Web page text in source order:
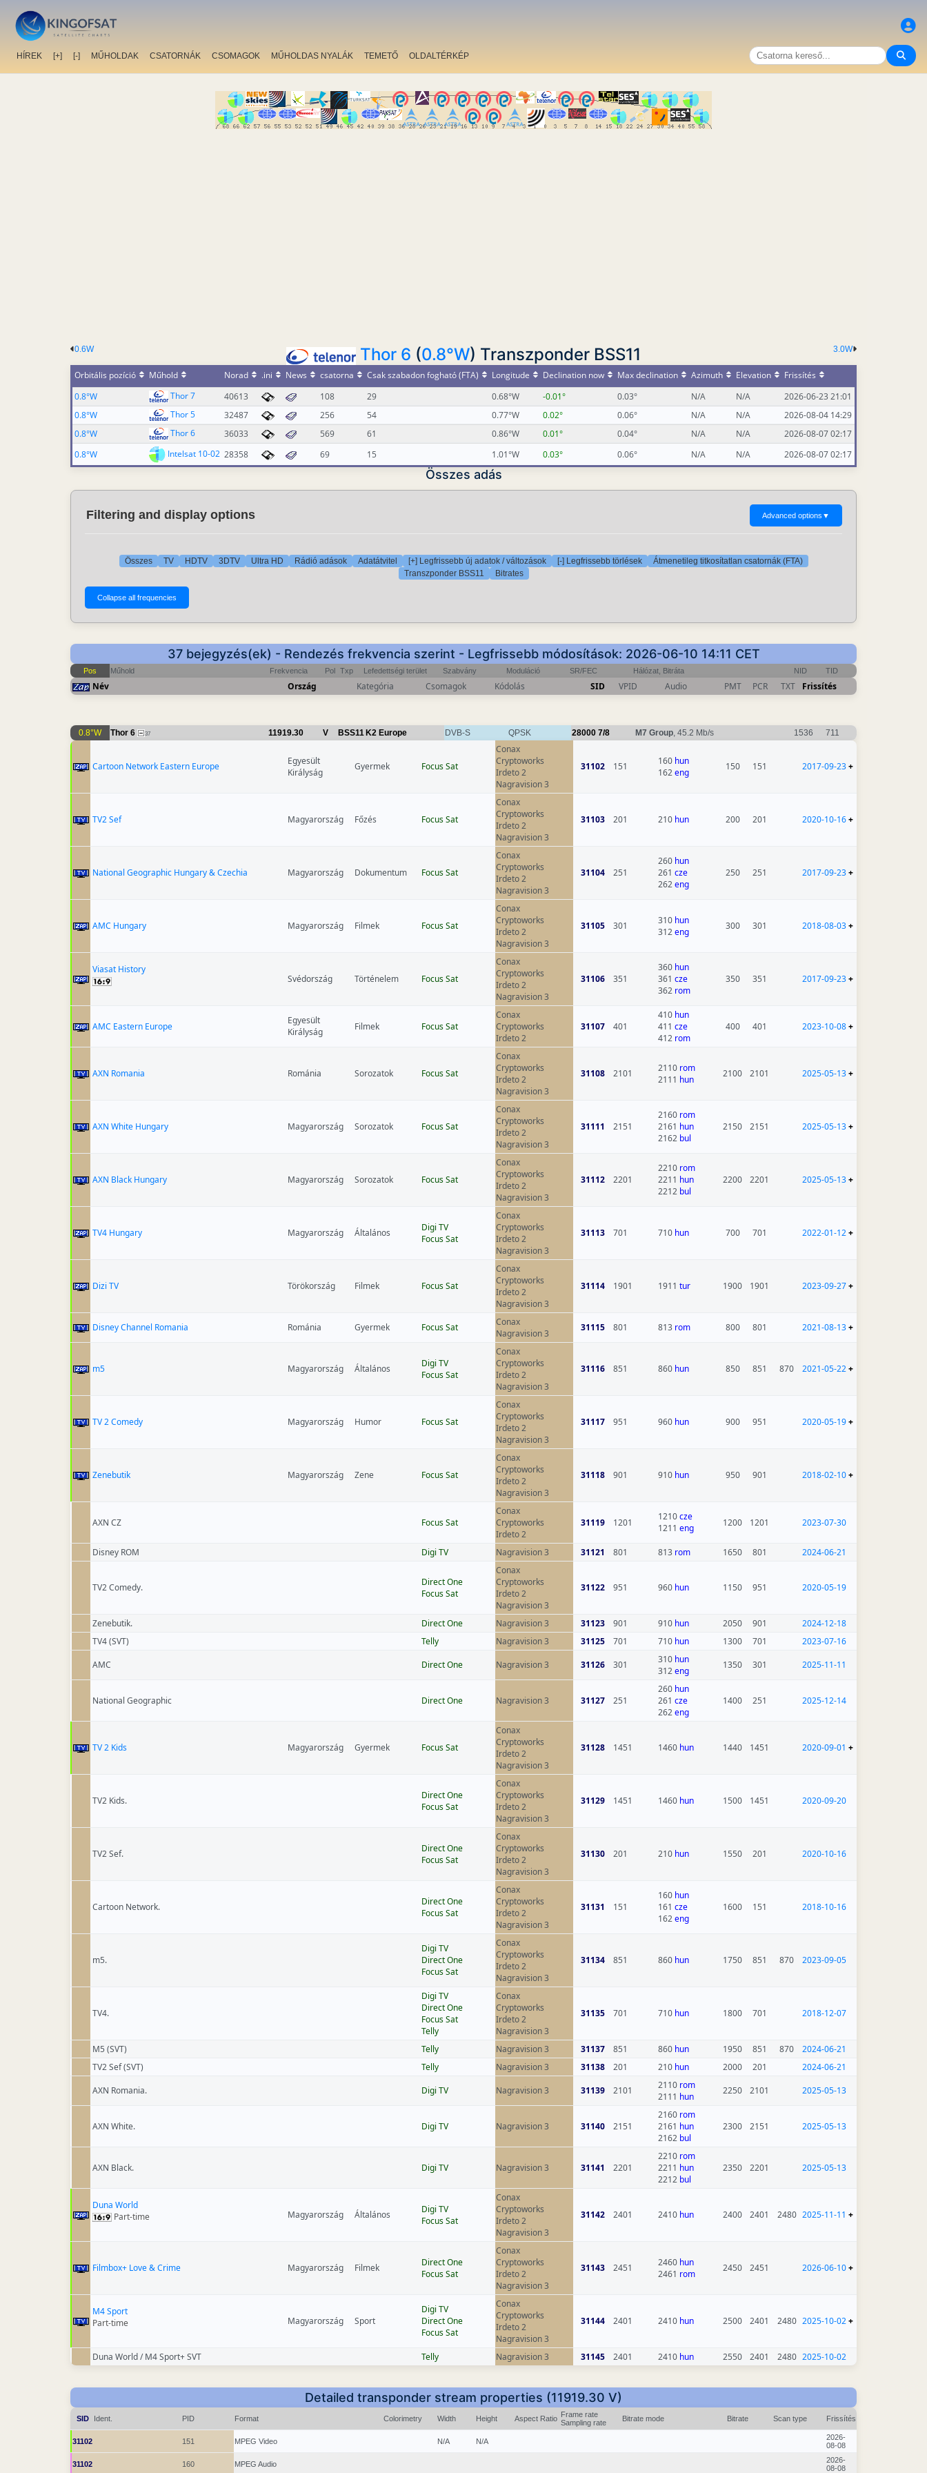
HÍREK [+] [-] MŰHOLDAK CSATORNÁK CSOMAGOK MŰHOLDAS NYALÁK TEMETŐ OLDALTÉRKÉP
3.0W
0.6W Thor 6 (0.8°W) Transzponder BSS11
Orbitális pozíció Műhold Norad .ini News csatorna Csak szabadon fogható (FTA) Longitude Declination now Max declination Azimuth Elevation
Frissítés
0.8°W
Thor 7 40613 108 29 0.68°W -0.01° 0.03° N/A N/A
2026-06-23 21:01
0.8°W
Thor 5 32487 256 54 0.77°W 0.02° 0.06° N/A N/A
2026-08-04 14:29
0.8°W
Thor 6 36033 569 61 0.86°W 0.01° 0.04° N/A N/A
2026-08-07 02:17
0.8°W
Intelsat 10-02 28358 69 15 1.01°W 0.03° 0.06° N/A N/A 2026-08-07 02:17
Összes adás
Filtering and display options Advanced options ▼
Összes TV HDTV 3DTV Ultra HD Rádió adások Adatátvitel [+] Legfrissebb új adatok / változások [-] Legfrissebb törlések
Átmenetileg titkosítatlan csatornák (FTA)
Transzponder BSS11
Bitrates
37 bejegyzés(ek) - Rendezés frekvencia szerint - Legfrissebb módosítások: 2026-06-10 14:11 CET
Pos Műhold Frekvencia Pol Txp Lefedettségi terület Szabvány Moduláció SR/FEC Hálózat, Bitráta NID TID
Név Ország Kategória Csomagok Kódolás SID VPID Audio PMT PCR TXT Frissítés
0.8°W Thor 6 37 11919.30 V BSS11 K2 Europe DVB-S QPSK 28000 7/8 M7 Group , 45.2 Mb/s 1536 711
Cartoon Network Eastern Europe
Egyesült
Királyság
Gyermek Focus Sat
Conax
Cryptoworks
Irdeto 2
Nagravision 3
31102 151 160 hun
162eng
150 151 2017-09-23+
TV2 Sef Magyarország Főzés Focus Sat
Conax
Cryptoworks
Irdeto 2
Nagravision 3
31103 201 210 hun 200 201 2020-10-16+
National Geographic Hungary & Czechia Magyarország Dokumentum Focus Sat
Conax
Cryptoworks
Irdeto 2
Nagravision 3
31104 251
260 hun
261 cze
262eng
250 251 2017-09-23+
AMC Hungary Magyarország Filmek Focus Sat
Conax
Cryptoworks
Irdeto 2
Nagravision 3
31105 301 310 hun
312eng
300 301 2018-08-03+
Viasat History
Svédország
Történelem Focus Sat
Conax
Cryptoworks
Irdeto 2
Nagravision 3
31106 351
360 hun
361 cze
362 rom
350 351 2017-09-23+
AMC Eastern Europe
Egyesült
Királyság
Filmek Focus Sat
Conax
Cryptoworks
Irdeto 2
31107 401
410 hun
411 cze
412 rom
400 401 2023-10-08+
AXN Romania Románia Sorozatok Focus Sat
Conax
Cryptoworks
Irdeto 2
Nagravision 3
31108 2101 2110 rom
2111 hun
2100 2101 2025-05-13+
AXN White Hungary Magyarország Sorozatok Focus Sat
Conax
Cryptoworks
Irdeto 2
Nagravision 3
31111 2151
2160 rom
2161 hun
2162 bul
2150 2151 2025-05-13+
AXN Black Hungary Magyarország Sorozatok Focus Sat
Conax
Cryptoworks
Irdeto 2
Nagravision 3
31112 2201
2210 rom
2211 hun
2212 bul
2200 2201 2025-05-13+
TV4 Hungary Magyarország Általános
Digi TV
Focus Sat
Conax
Cryptoworks
Irdeto 2
Nagravision 3
31113 701 710 hun 700 701 2022-01-12+
Dizi TV Törökország Filmek Focus Sat
Conax
Cryptoworks
Irdeto 2
Nagravision 3
31114 1901 1911 tur 1900 1901 2023-09-27+
Disney Channel Romania Románia Gyermek Focus Sat
Conax
Nagravision 3
31115 801 813 rom 800 801 2021-08-13+
m5 Magyarország Általános
Digi TV
Focus Sat
Conax
Cryptoworks
Irdeto 2
Nagravision 3
31116 851 860 hun 850 851 870 2021-05-22+
TV 2 Comedy Magyarország Humor Focus Sat
Conax
Cryptoworks
Irdeto 2
Nagravision 3
31117 951 960 hun 900 951 2020-05-19+
Zenebutik Magyarország Zene Focus Sat
Conax
Cryptoworks
Irdeto 2
Nagravision 3
31118 901 910 hun 950 901 2018-02-10+
AXN CZ Focus Sat
Conax
Cryptoworks
Irdeto 2
31119 1201
1210cze
1211 eng 1200 1201 2023-07-30
Disney ROM Digi TV Nagravision 3 31121 801 813 rom 1650 801 2024-06-21
TV2 Comedy.
Direct One
Focus Sat
Conax
Cryptoworks
Irdeto 2
Nagravision 3
31122 951 960 hun 1150 951 2020-05-19
Zenebutik. Direct One Nagravision 3 31123 901 910 hun 2050 901
2024-12-18
TV4 (SVT)
Telly Nagravision 3 31125 701 710 hun 1300 701
2023-07-16
AMC
Direct One Nagravision 3 31126 301 310 hun
312eng
1350 301 2025-11-11
National Geographic Direct One Nagravision 3 31127 251
260 hun
261 cze
262eng
1400 251 2025-12-14
TV 2 Kids Magyarország Gyermek Focus Sat
Conax
Cryptoworks
Irdeto 2
Nagravision 3
31128 1451 1460 hun 1440 1451 2020-09-01 +
TV2 Kids.
Direct One
Focus Sat
Conax
Cryptoworks
Irdeto 2
Nagravision 3
31129 1451 1460 hun 1500 1451 2020-09-20
TV2 Sef.
Direct One
Focus Sat
Conax
Cryptoworks
Irdeto 2
Nagravision 3
31130 201 210 hun 1550 201 2020-10-16
Cartoon Network.
Direct One
Focus Sat
Conax
Cryptoworks
Irdeto 2
Nagravision 3
31131 151
160 hun
161 cze
162eng
1600 151 2018-10-16
m5.
Digi TV
Direct One
Focus Sat
Conax
Cryptoworks
Irdeto 2
Nagravision 3
31134 851 860 hun 1750 851 870 2023-09-05
TV4.
Digi TV
Direct One
Focus Sat
Telly
Conax
Cryptoworks
Irdeto 2
Nagravision 3
31135 701 710 hun 1800 701 2018-12-07
M5 (SVT) Telly Nagravision 3 31137 851 860 hun 1950 851 870
2024-06-21
TV2 Sef (SVT)
Telly Nagravision 3 31138 201 210 hun 2000 201
2024-06-21
AXN Romania.
Digi TV Nagravision 3 31139 2101 2110 rom
2111 hun
2250 2101 2025-05-13
AXN White. Digi TV Nagravision 3 31140 2151
2160 rom
2161 hun
2162 bul
2300 2151 2025-05-13
AXN Black. Digi TV Nagravision 3 31141 2201
2210 rom
2211 hun
2212 bul
2350 2201 2025-05-13
Duna World
Part-time
Magyarország Általános
Digi TV
Focus Sat
Conax
Cryptoworks
Irdeto 2
Nagravision 3
31142 2401 2410 hun 2400 2401 2480 2025-11-11 +
Filmbox+ Love & Crime Magyarország Filmek
Direct One
Focus Sat
Conax
Cryptoworks
Irdeto 2
Nagravision 3
31143 2451 2460 hun
2461 rom
2450 2451 2026-06-10+
M4 Sport
Part-time
Magyarország Sport
Digi TV
Direct One
Focus Sat
Conax
Cryptoworks
Irdeto 2
Nagravision 3
31144 2401 2410 hun 2500 2401 2480 2025-10-02+
Duna World / M4 Sport+ SVT Telly Nagravision 3 31145 2401 2410 hun 2550 2401 2480 2025-10-02
Detailed transponder stream properties (11919.30 V)
SID Ident. PID Format Colorimetry Width Height Aspect Ratio Frame rate
Sampling rate
Bitrate mode Bitrate Scan type Frissítés
31102 151 MPEG Video N/A N/A
2026-
08-08
31102 160 MPEG Audio
2026-
08-08